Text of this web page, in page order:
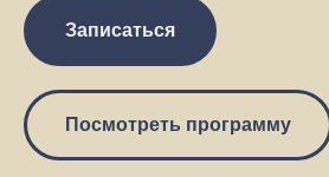
Записаться
Посмотреть программу